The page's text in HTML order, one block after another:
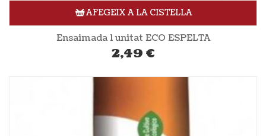
AFEGEIX A LA CISTELLA
Ensaimada 1 unitat ECO ESPELTA
2,49 €